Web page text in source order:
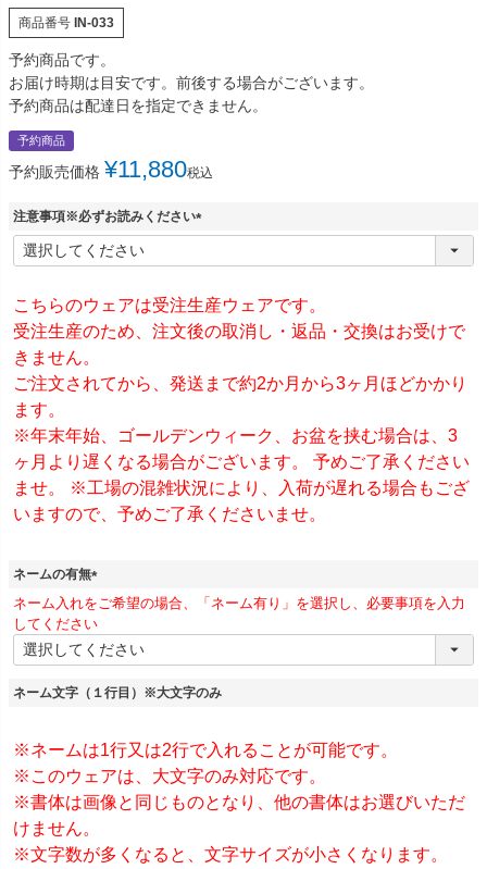
商品番号 IN-033
予約商品です。
お届け時期は目安です。前後する場合がございます。
予約商品は配達日を指定できません。
予約商品
予約販売価格 ¥11,880税込
注意事項※必ずお読みください
(
)
こちらのウェアは受注生産ウェアです。
受注生産のため、注文後の取消し・返品・交換はお受けで
きません。
ご注文されてから、発送まで約2か月から3ヶ月ほどかかり
ます。
※年末年始、ゴールデンウィーク、お盆を挟む場合は、3
ヶ月より遅くなる場合がございます。 予めご了承ください
ませ。 ※工場の混雑状況により、入荷が遅れる場合もござ
いますので、予めご了承くださいませ。
ネームの有無
(
須
)
ネーム入れをご希望の場合、「ネーム有り」を選択し、必要事項を入力
してください
ネーム文字（１行目）※大文字のみ
※ネームは1行又は2行で入れることが可能です。
※このウェアは、大文字のみ対応です。
※書体は画像と同じものとなり、他の書体はお選びいただ
けません。
※文字数が多くなると、文字サイズが小さくなります。